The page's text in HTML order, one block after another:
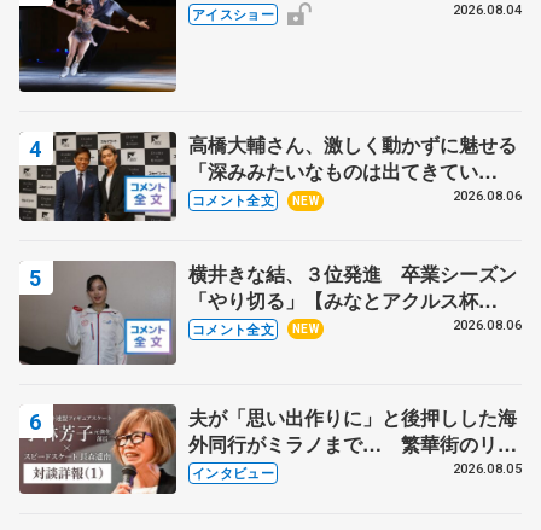
アイスショー 2026.08.04
高橋大輔さん、激しく動かずに魅せる
「深みみたいなものは出てきてい
る？」 〝兄さん〟と慕うレジェンド
コメント全文 NEW 2026.08.06
横井きな結、３位発進 卒業シーズン
「やり切る」【みなとアクルス杯
SP】
コメント全文 NEW 2026.08.06
夫が「思い出作りに」と後押しした海
外同行がミラノまで… 繁華街のリン
クでは不良のお兄さんも味方に 小林
インタビュー 2026.08.05